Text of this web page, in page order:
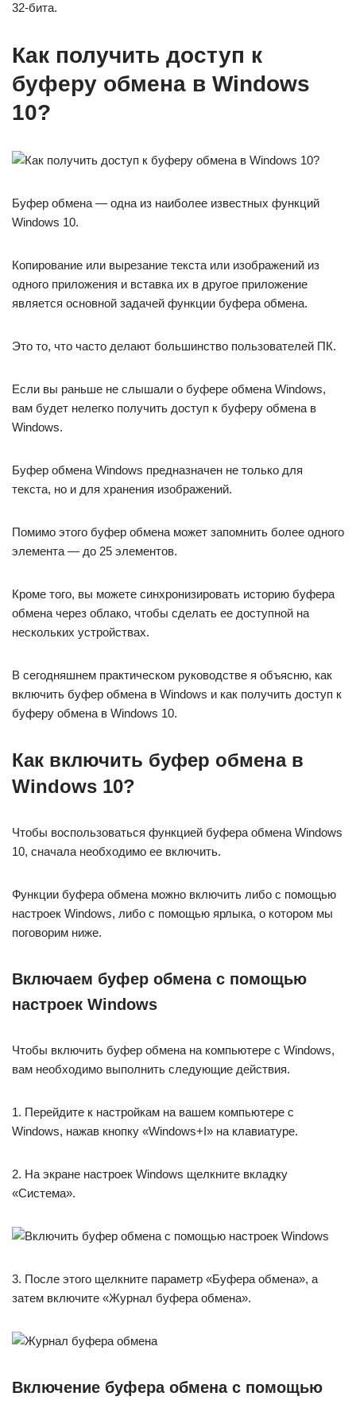
32-бита.
Как получить доступ к
буферу обмена в Windows
10?
Буфер обмена — одна из наиболее известных функций
Windows 10.
Копирование или вырезание текста или изображений из
одного приложения и вставка их в другое приложение
является основной задачей функции буфера обмена.
Это то, что часто делают большинство пользователей ПК.
Если вы раньше не слышали о буфере обмена Windows,
вам будет нелегко получить доступ к буферу обмена в
Windows.
Буфер обмена Windows предназначен не только для
текста, но и для хранения изображений.
Помимо этого буфер обмена может запомнить более одного
элемента — до 25 элементов.
Кроме того, вы можете синхронизировать историю буфера
обмена через облако, чтобы сделать ее доступной на
нескольких устройствах.
В сегодняшнем практическом руководстве я объясню, как
включить буфер обмена в Windows и как получить доступ к
буферу обмена в Windows 10.
Как включить буфер обмена в
Windows 10?
Чтобы воспользоваться функцией буфера обмена Windows
10, сначала необходимо ее включить.
Функции буфера обмена можно включить либо с помощью
настроек Windows, либо с помощью ярлыка, о котором мы
поговорим ниже.
Включаем буфер обмена с помощью
настроек Windows
Чтобы включить буфер обмена на компьютере с Windows,
вам необходимо выполнить следующие действия.
1. Перейдите к настройкам на вашем компьютере с
Windows, нажав кнопку «Windows+I» на клавиатуре.
2. На экране настроек Windows щелкните вкладку
«Система».
3. После этого щелкните параметр «Буфера обмена», а
затем включите «Журнал буфера обмена».
Включение буфера обмена с помощью